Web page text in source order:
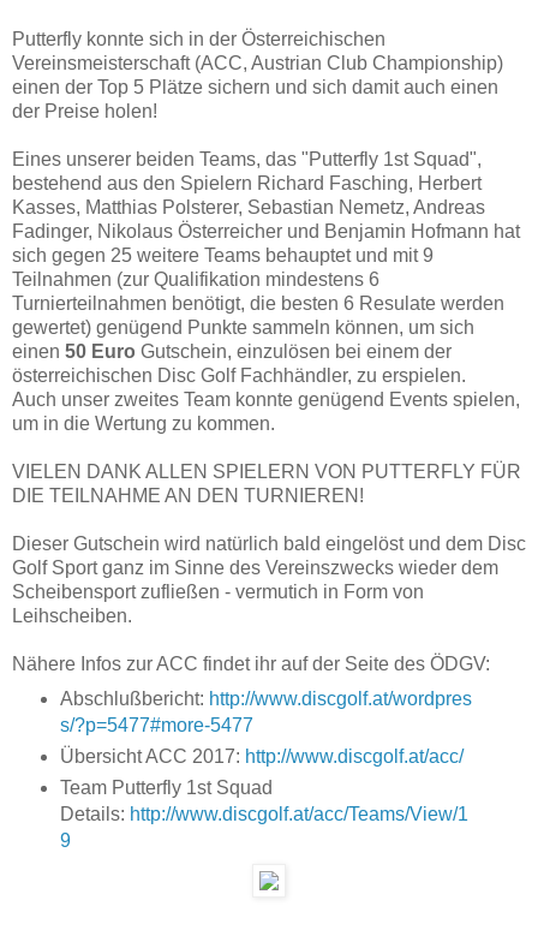
Putterfly konnte sich in der Österreichischen
Vereinsmeisterschaft (ACC, Austrian Club Championship)
einen der Top 5 Plätze sichern und sich damit auch einen
der Preise holen!
Eines unserer beiden Teams, das "Putterfly 1st Squad",
bestehend aus den Spielern Richard Fasching, Herbert
Kasses, Matthias Polsterer, Sebastian Nemetz, Andreas
Fadinger, Nikolaus Österreicher und Benjamin Hofmann hat
sich gegen 25 weitere Teams behauptet und mit 9
Teilnahmen (zur Qualifikation mindestens 6
Turnierteilnahmen benötigt, die besten 6 Resulate werden
gewertet) genügend Punkte sammeln können, um sich
einen 50 Euro Gutschein, einzulösen bei einem der
österreichischen Disc Golf Fachhändler, zu erspielen.
Auch unser zweites Team konnte genügend Events spielen,
um in die Wertung zu kommen.
VIELEN DANK ALLEN SPIELERN VON PUTTERFLY FÜR
DIE TEILNAHME AN DEN TURNIEREN!
Dieser Gutschein wird natürlich bald eingelöst und dem Disc
Golf Sport ganz im Sinne des Vereinszwecks wieder dem
Scheibensport zufließen - vermutich in Form von
Leihscheiben.
Nähere Infos zur ACC findet ihr auf der Seite des ÖDGV:
Abschlußbericht: http://www.discgolf.at/wordpres
s/?p=5477#more-5477
Übersicht ACC 2017: http://www.discgolf.at/acc/
Team Putterfly 1st Squad
Details: http://www.discgolf.at/acc/Teams/View/1
9